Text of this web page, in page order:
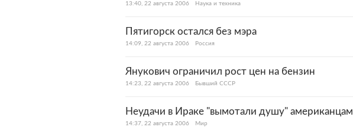
13:40, 22 августа 2006 Наука и техника
Пятигорск остался без мэра
14:09, 22 августа 2006 Россия
Янукович ограничил рост цен на бензин
14:23, 22 августа 2006 Бывший СССР
Неудачи в Ираке "вымотали душу" американцам
14:37, 22 августа 2006 Мир